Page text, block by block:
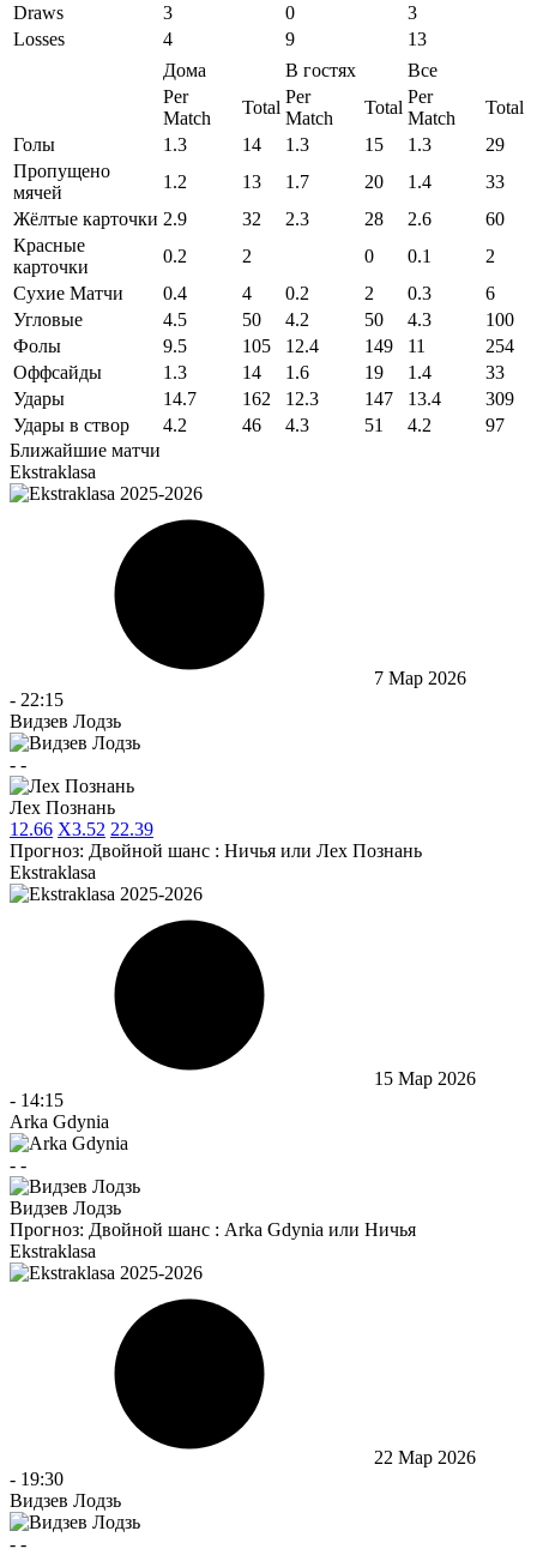
Draws
3 0
3
Losses
4 9
13
Дома
В гостях
Все
Per
Match
Total
Per
Match
Total
Per
Match
Total
Голы
1.3 14 1.3 15 1.3
29
Пропущено
мячей
1.2 13 1.7 20 1.4
33
Жёлтые карточки 2.9 32 2.3 28 2.6
60
Красные
карточки
0.2 2 0 0.1
2
Сухие Матчи
0.4 4 0.2 2 0.3
6
Угловые
4.5 50 4.2 50 4.3
100
Фолы
9.5 105 12.4 149 11
254
Оффсайды
1.3 14 1.6 19 1.4
33
Удары
14.7 162 12.3 147 13.4
309
Удары в створ
4.2 46 4.3 51 4.2
97
Ближайшие матчи
Ekstraklasa
7 Мар 2026
- 22:15
Видзев Лодзь
- -
Лех Познань
1 2.66 X3.52 22.39
Прогноз: Двойной шанс : Ничья или Лех Познань
Ekstraklasa
15 Мар 2026
- 14:15
Arka Gdynia
- -
Видзев Лодзь
Прогноз: Двойной шанс : Arka Gdynia или Ничья
Ekstraklasa
22 Мар 2026
- 19:30
Видзев Лодзь
- -